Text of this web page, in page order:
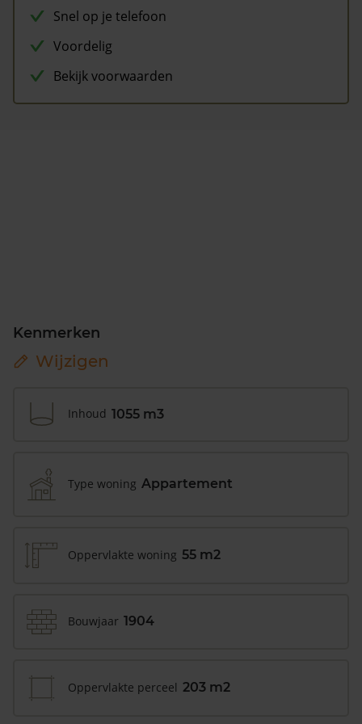
Snel op je telefoon
Voordelig
Bekijk voorwaarden
Kenmerken
Wijzigen
Inhoud 1055 m3
Type woning Appartement
Oppervlakte woning 55 m2
Bouwjaar 1904
Oppervlakte perceel 203 m2